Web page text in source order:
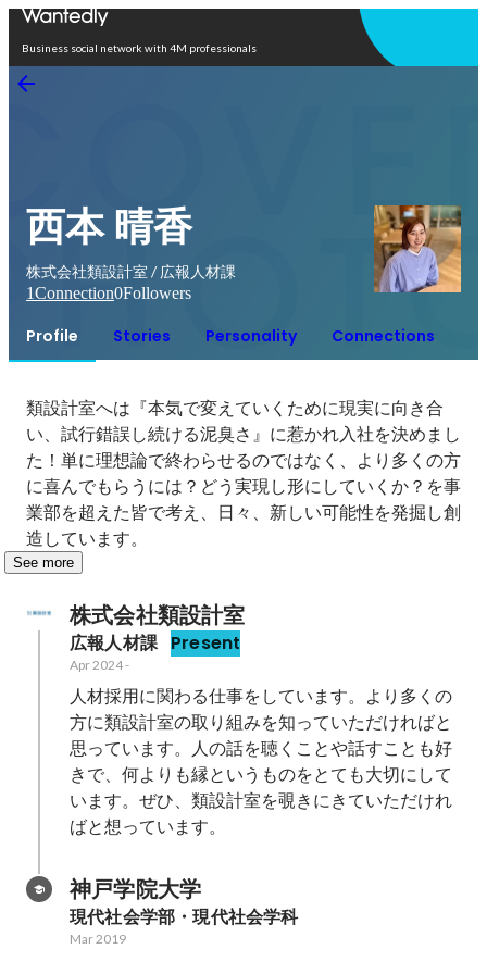
Business social network with 4M professionals
西本 晴香
株式会社類設計室 / 広報人材課
1Connection0Followers
Profile Stories Personality Connections
類設計室へは『本気で変えていくために現実に向き合
い、試行錯誤し続ける泥臭さ』に惹かれ入社を決めまし
た！単に理想論で終わらせるのではなく、より多くの方
に喜んでもらうには？どう実現し形にしていくか？を事
業部を超えた皆で考え、日々、新しい可能性を発掘し創
造しています。
See more
株式会社類設計室
広報人材課 Present
Apr 2024-
人材採用に関わる仕事をしています。より多くの
方に類設計室の取り組みを知っていただければと
思っています。人の話を聴くことや話すことも好
きで、何よりも縁というものをとても大切にして
います。ぜひ、類設計室を覗きにきていただけれ
神戸学院大学
現代社会学部・現代社会学科
Mar 2019